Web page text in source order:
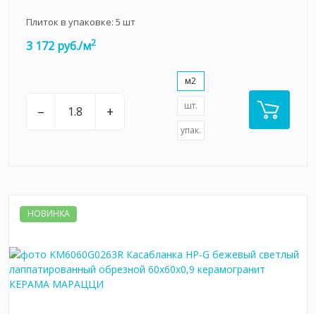
Плиток в упаковке: 5 шт
3 172 руб./м2
– +
м2
шт.
упак.
НОВИНКА